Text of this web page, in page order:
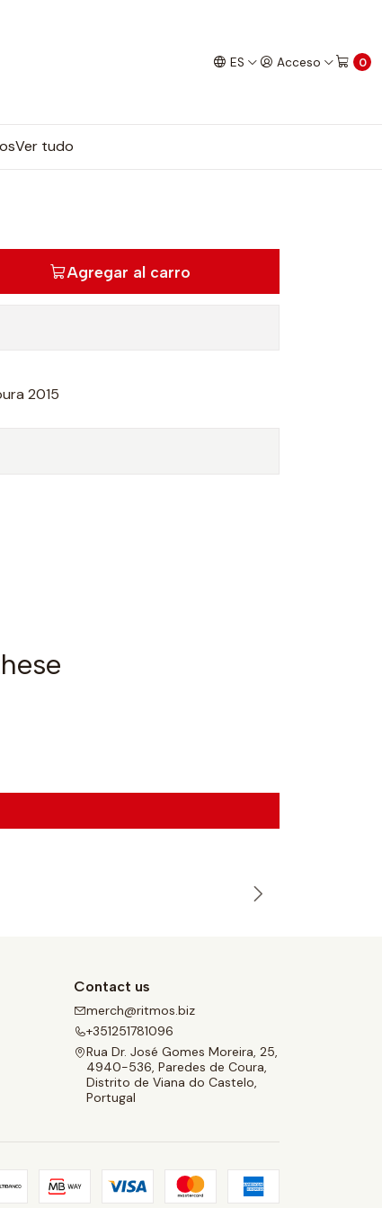
ES Acceso 0
Ver tudo
Agregar al carro
2015
Contact us
merch@ritmos.biz
+351251781096
Rua Dr. José Gomes Moreira, 25,
4940-536, Paredes de Coura,
Distrito de Viana do Castelo,
Portugal